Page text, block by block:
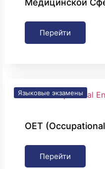
Медицинской
Перейти
Языковые экзамены
OET
Перейти